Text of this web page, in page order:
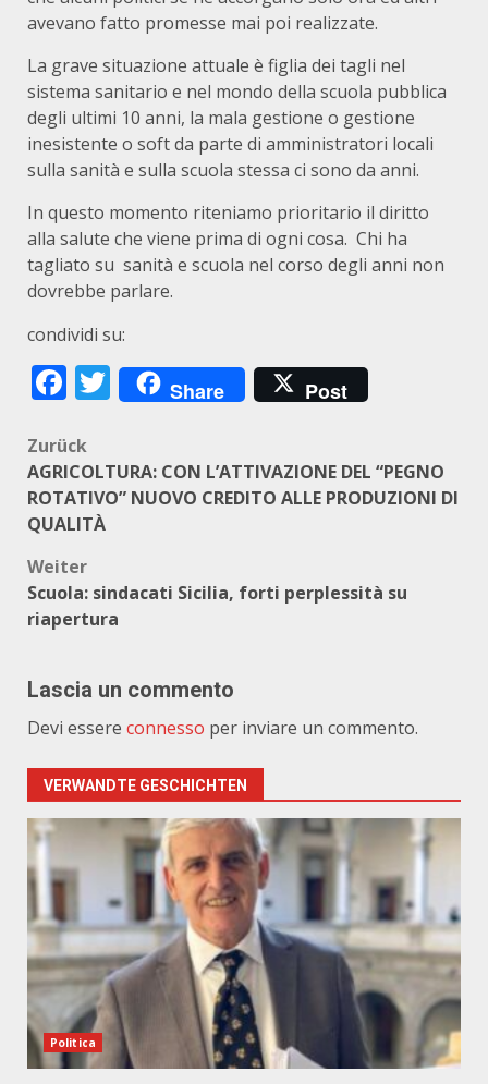
avevano fatto promesse mai poi realizzate.
La grave situazione attuale è figlia dei tagli nel
sistema sanitario e nel mondo della scuola pubblica
degli ultimi 10 anni, la mala gestione o gestione
inesistente o soft da parte di amministratori locali
sulla sanità e sulla scuola stessa ci sono da anni.
In questo momento riteniamo prioritario il diritto
alla salute che viene prima di ogni cosa. Chi ha
tagliato su sanità e scuola nel corso degli anni non
dovrebbe parlare.
condividi su:
Facebook
Twitter
Share Post
Beitragsnavigation
Zurück
AGRICOLTURA: CON L’ATTIVAZIONE DEL “PEGNO
ROTATIVO” NUOVO CREDITO ALLE PRODUZIONI DI
QUALITÀ
Weiter
Scuola: sindacati Sicilia, forti perplessità su
riapertura
Lascia un commento
Devi essere connesso per inviare un commento.
VERWANDTE GESCHICHTEN
Politica